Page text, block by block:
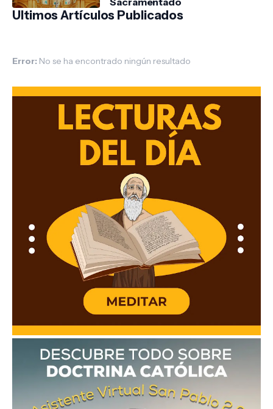
Ultimos Artículos Publicados
Error: No se ha encontrado ningún resultado